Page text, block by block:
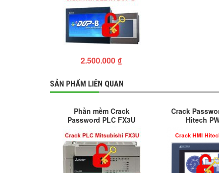
2.500.000 ₫
SẢN PHẨM LIÊN QUAN
Phần mềm Crack
Password PLC FX3U
Crack
Hitech